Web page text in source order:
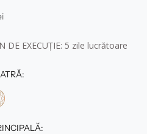
DE EXECUȚIE: 5 zile lucrătoare